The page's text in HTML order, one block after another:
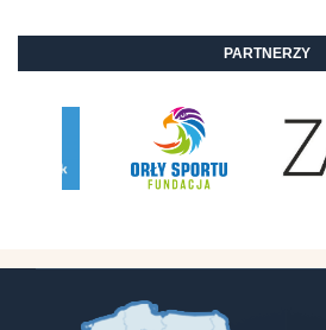
PARTNERZY